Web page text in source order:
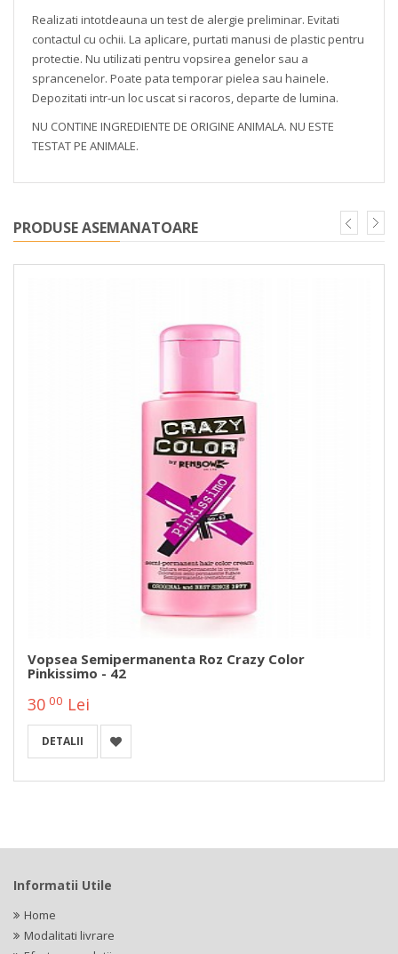
Realizati intotdeauna un test de alergie preliminar. Evitati
contactul cu ochii. La aplicare, purtati manusi de plastic pentru
protectie. Nu utilizati pentru vopsirea genelor sau a
sprancenelor. Poate pata temporar pielea sau hainele.
Depozitati intr-un loc uscat si racoros, departe de lumina.
NU CONTINE INGREDIENTE DE ORIGINE ANIMALA. NU ESTE
TESTAT PE ANIMALE.
PRODUSE ASEMANATOARE
Vopsea Semipermanenta Roz Crazy Color
Pinkissimo - 42
30 00 Lei
DETALII
Informatii Utile
Home
Modalitati livrare